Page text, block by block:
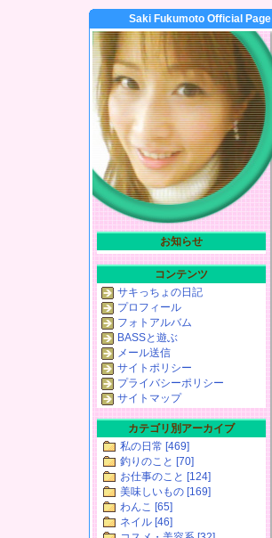
Saki Fukumoto Official Page
お知らせ
コンテンツ
サキっちょの日記
プロフィール
フォトアルバム
BASSと遊ぶ
メール送信
サイトポリシー
プライバシーポリシー
サイトマップ
カテゴリ別アーカイブ
私の日常 [469]
釣りのこと [70]
お仕事のこと [124]
美味しいもの [169]
わんこ [65]
ネイル [46]